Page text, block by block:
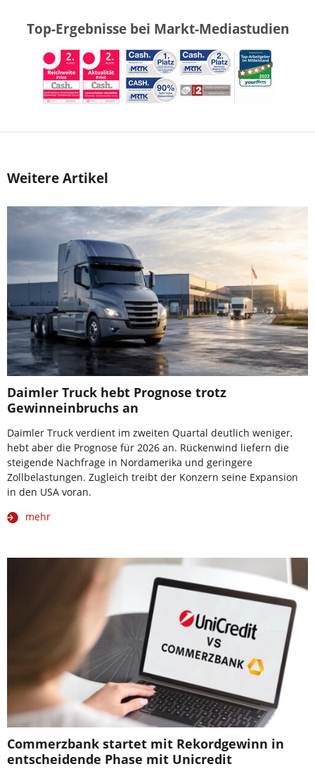
Top-Ergebnisse bei Markt-Mediastudien
Weitere Artikel
Daimler Truck hebt Prognose trotz
Gewinneinbruchs an
Daimler Truck verdient im zweiten Quartal deutlich weniger,
hebt aber die Prognose für 2026 an. Rückenwind liefern die
steigende Nachfrage in Nordamerika und geringere
Zollbelastungen. Zugleich treibt der Konzern seine Expansion
in den USA voran.
mehr
Commerzbank startet mit Rekordgewinn in
entscheidende Phase mit Unicredit